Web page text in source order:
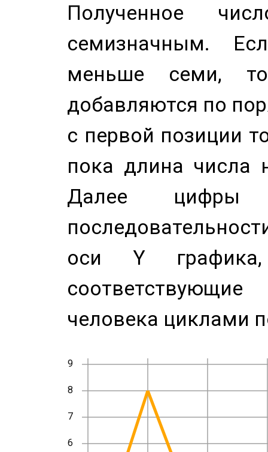
Полученное
семизначным.
меньше семи,
добавляются по
с первой позиции
пока длина числа
Далее цифры
оси Y
человека циклами